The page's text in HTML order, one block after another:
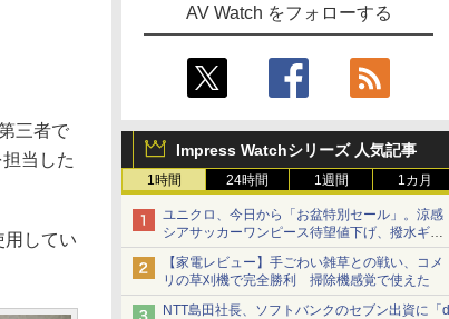
AV Watch をフォローする
Impress Watchシリーズ 人気記事
1時間 24時間 1週間 1カ月
ユニクロ、今日から「お盆特別セール」。涼感
シアサッカーワンピース待望値下げ、撥水ギア
ショーツは1990円に
【家電レビュー】手ごわい雑草との戦い、コメ
リの草刈機で完全勝利 掃除機感覚で使えた
NTT島田社長、ソフトバンクのセブン出資に「d
三者で
当した
してい